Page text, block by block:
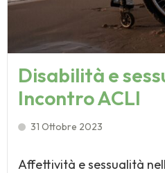
Disabilità e
Incontro ACLI
31 Ottobre 2023
Affettività e sessualità